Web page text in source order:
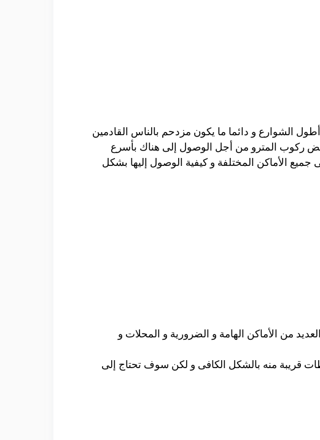
الشوارع و دائما ما يكون مزدحم بالناس القادمين
ركوب المترو من أجل الوصول إلى هناك بأسرع
الأماكن المختلفة و كيفية الوصول إليها بشكل
من الأماكن الهامة و الضرورية و المحلات و
قريبة منه بالشكل الكافى و لكن سوف تحتاج إلى